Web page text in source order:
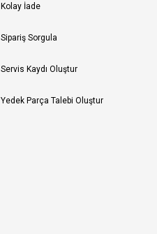
Kolay İade
Sipariş Sorgula
Servis Kaydı Oluştur
Yedek Parça Talebi Oluştur